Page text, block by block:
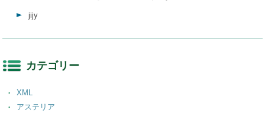
jijy
カテゴリー
XML
アステリア